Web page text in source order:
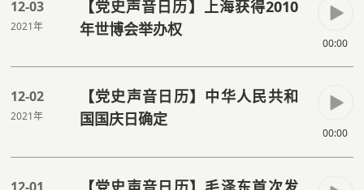
12-03
2021年
【党史声音日历】上海获得2010
年世博会举办权
00:00
12-02
2021年
【党史声音日历】中华人民共和
国国庆日确定
00:00